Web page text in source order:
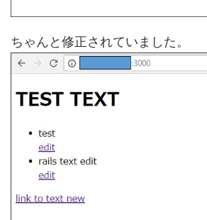
ちゃんと修正されていました。